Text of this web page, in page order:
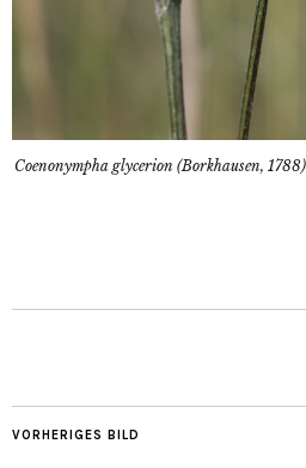
Coenonympha glycerion (Borkhausen,
VORHERIGES BILD